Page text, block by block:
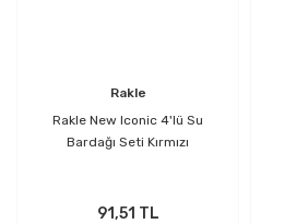
Rakle
Rakle New Iconic 4'lü Su
Bardağı Seti Kırmızı
91,51 TL